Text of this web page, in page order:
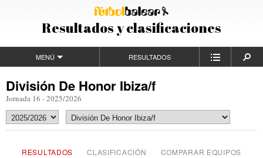
Resultados y clasificaciones
MENÚ RESULTADOS
División De Honor Ibiza/f
Jornada 16 - 2025/2026
RESULTADOS CLASIFICACIÓN COMPARAR EQUIPOS